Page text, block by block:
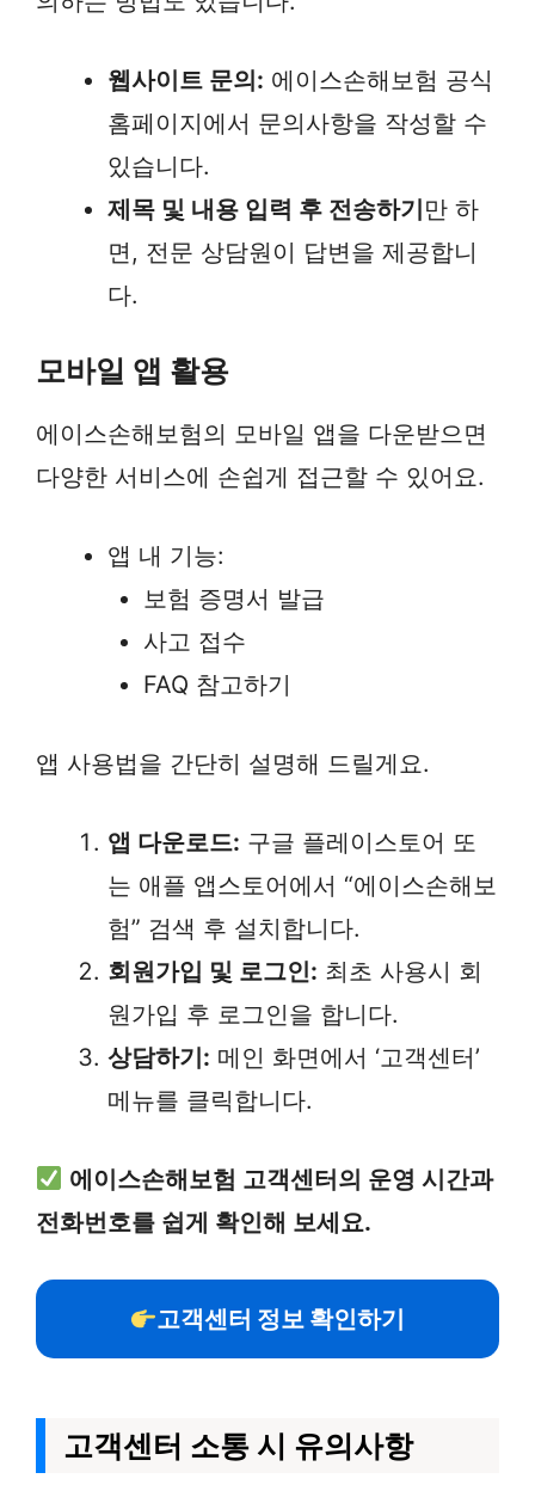
웹사이트 문의: 에이스손해보험 공식
홈페이지에서 문의사항을 작성할 수
있습니다.
제목 및 내용 입력 후 전송하기만 하
면, 전문 상담원이 답변을 제공합니
다.
모바일 앱 활용
에이스손해보험의 모바일 앱을 다운받으면
다양한 서비스에 손쉽게 접근할 수 있어요.
앱 내 기능:
보험 증명서 발급
사고 접수
FAQ 참고하기
앱 사용법을 간단히 설명해 드릴게요.
앱 다운로드: 구글 플레이스토어 또
는 애플 앱스토어에서 “에이스손해보
험” 검색 후 설치합니다.
회원가입 및 로그인: 최초 사용시 회
원가입 후 로그인을 합니다.
상담하기: 메인 화면에서 ‘고객센터’
메뉴를 클릭합니다.
에이스손해보험 고객센터의 운영 시간과
전화번호를 쉽게 확인해 보세요.
고객센터 정보 확인하기
고객센터 소통 시 유의사항